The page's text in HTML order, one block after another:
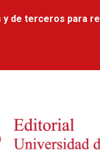
de terceros para